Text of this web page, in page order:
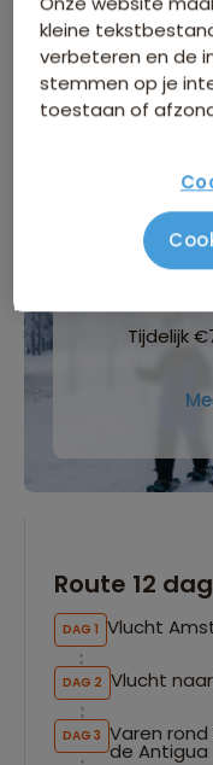
Groepsgrootte
Maximaal 32
Tijdelijk
Route 12
DAG 1 Vlucht
DAG 2 Vlucht
DAG 3 Varen
de Antigua
kleine
verbeteren en de
stemmen op je
toestaan of